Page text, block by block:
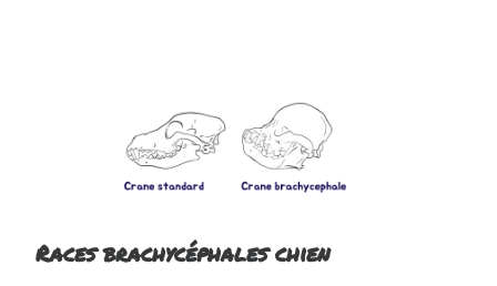
Races brachycéphales chien